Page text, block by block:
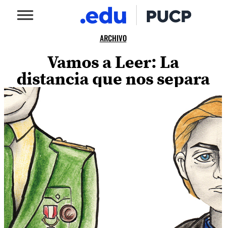
ARCHIVO
Vamos a Leer: La
distancia que nos separa